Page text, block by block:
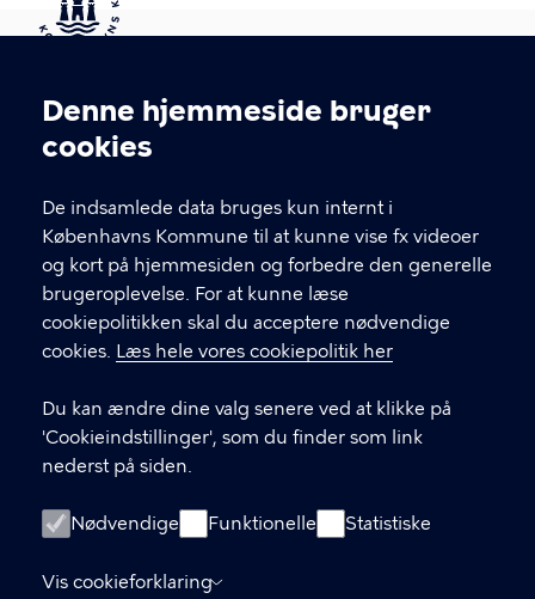
Cookieindstillinger
Denne hjemmeside bruger
cookies
De indsamlede data bruges kun internt i
Københavns Kommune til at kunne vise fx videoer
og kort på hjemmesiden og forbedre den generelle
brugeroplevelse. For at kunne læse
cookiepolitikken skal du acceptere nødvendige
cookies. Læs hele vores cookiepolitik her
Du kan ændre dine valg senere ved at klikke på
'Cookieindstillinger', som du finder som link
nederst på siden.
Nødvendige Funktionelle Statistiske
Vis cookieforklaring
Kontakt Københavns Kommune
T
fFind andre kontakter her
CVR-nummer64942212
GENVEJE
Digital Post
Databeskyttelse
Tilgængelighedserklæring
Om hjemmesiden